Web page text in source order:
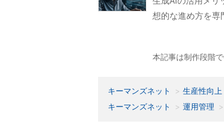
想的な進め方を専
本記事は制作段階
キーマンズネット 生産性向上
キーマンズネット
運用管理